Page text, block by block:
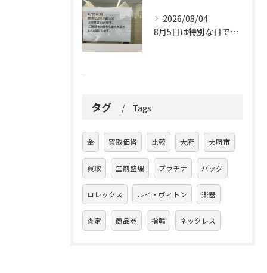
2026/08/04
8月5日は特別な日です。
タグ Tags
金 買取価格 比較 大府 大府市
買取 生前整理 プラチナ バッグ
ロレックス ルイ・ヴィトン 楽器
査定 商品券 指輪 ネックレス